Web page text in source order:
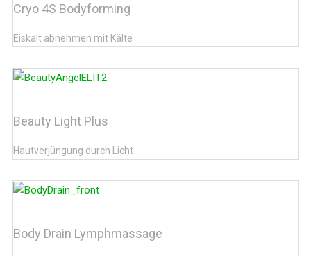
Cryo 4S Bodyforming
Eiskalt abnehmen mit Kälte
Beauty Light Plus
Hautverjüngung durch Licht
Body Drain Lymphmassage